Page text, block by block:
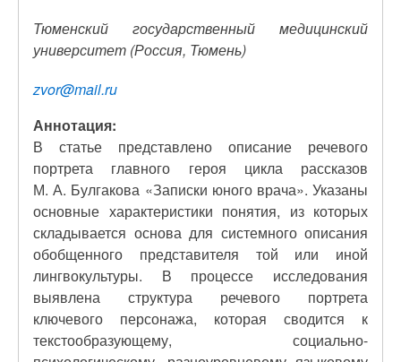
Тюменский государственный медицинский
университет (Россия, Тюмень)
zvor@mail.ru
Аннотация:
В статье представлено описание речевого
портрета главного героя цикла рассказов
М. А. Булгакова «Записки юного врача». Указаны
основные характеристики понятия, из которых
складывается основа для системного описания
обобщенного представителя той или иной
лингвокультуры. В процессе исследования
выявлена структура речевого портрета
ключевого персонажа, которая сводится к
текстообразующему, социально-